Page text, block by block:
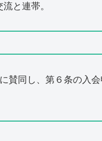
と連帯。
同し、第６条の入会